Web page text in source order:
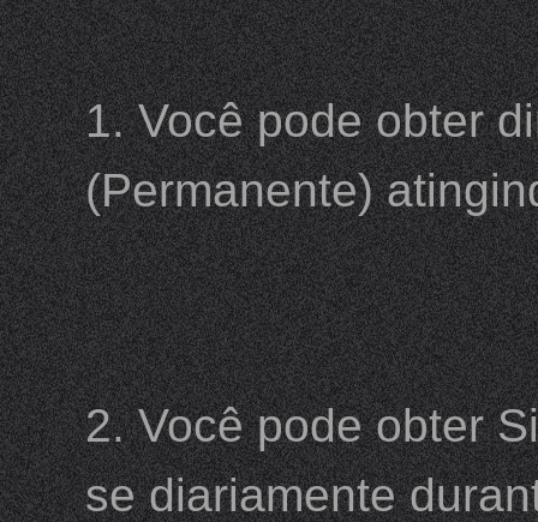
1. Você pode obter
(Permanente)
2. Você pode obter
se diariamente